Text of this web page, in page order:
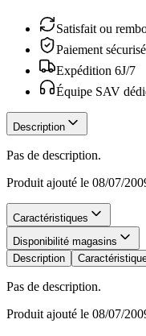
Satisfait ou
Paiement sécurisé
Expédition 6J/7
Équipe SAV
Description
Pas de description.
Produit ajouté le 08/07/
Caractéristiques
Disponibilité magasins
Description
Pas de description.
Produit ajouté le 08/07/